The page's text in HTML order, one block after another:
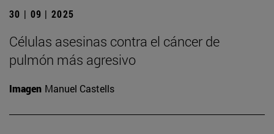
30 | 09 | 2025
Células asesinas contra el cáncer de
pulmón más agresivo
Imagen Manuel Castells